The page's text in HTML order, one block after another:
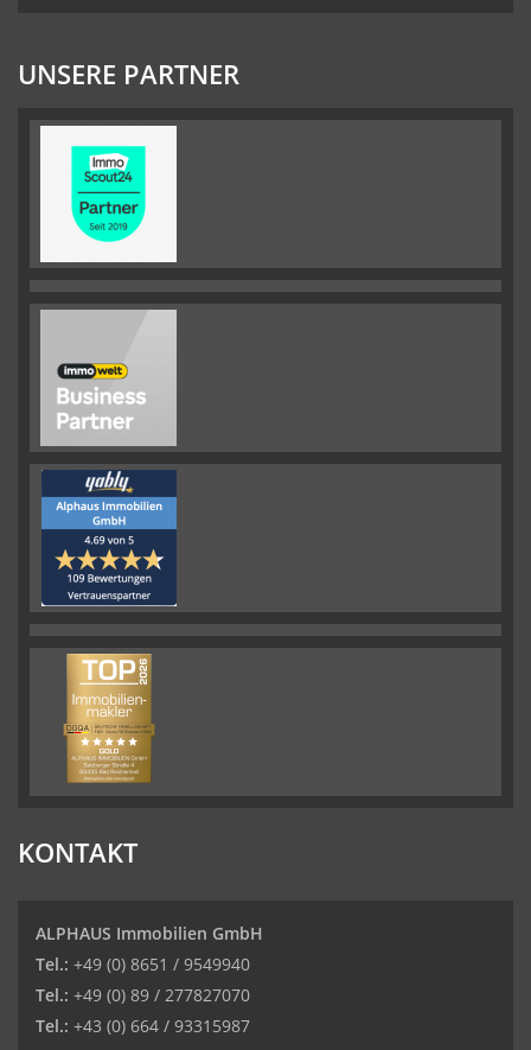
UNSERE PARTNER
KONTAKT
ALPHAUS Immobilien GmbH
Tel.: +49 (0) 8651 / 9549940
Tel.: +49 (0) 89 / 277827070
Tel.: +43 (0) 664 / 93315987